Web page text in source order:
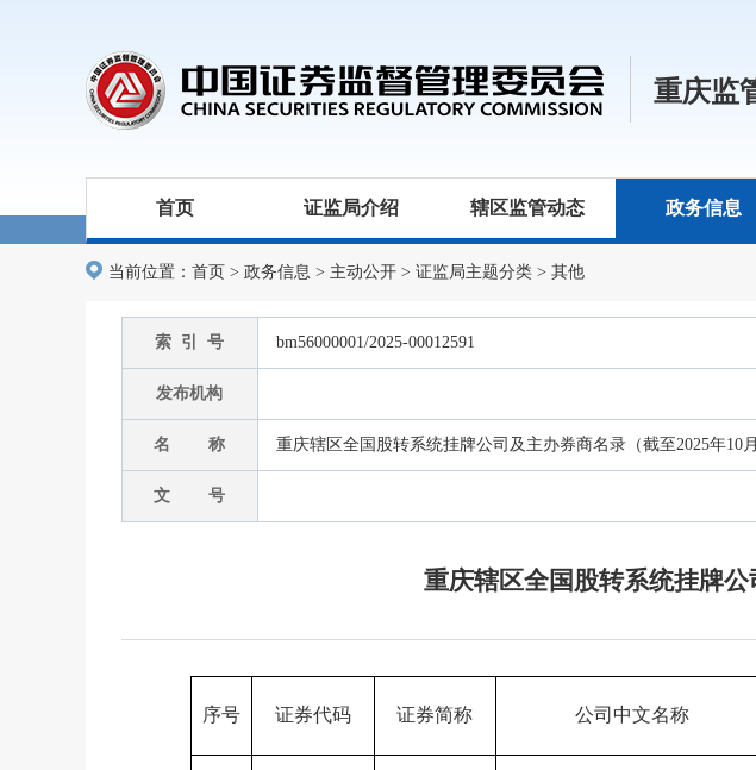
重庆监
首页 证监局介绍 辖区监管动态 政务信息
当前位置： 首页 > 政务信息 > 主动公开 > 证监局主题分类 > 其他
索 引 号 bm56000001/2025-00012591
发布机构
名 称 重庆辖区全国股转系统挂牌公司及主办券商名录（截至2025年10月
文 号
重庆辖区全国股转系统挂牌公
序号 证券代码 证券简称 公司中文名称